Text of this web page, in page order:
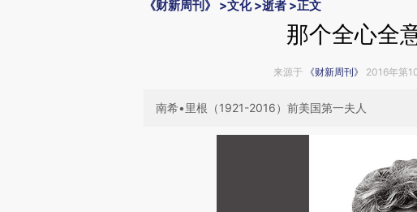
《财新周刊》 >文化>逝者 >正文
那个全心全
来源于 《财新周刊》 2016年第
南希•里根（1921-2016）前美国第一夫人